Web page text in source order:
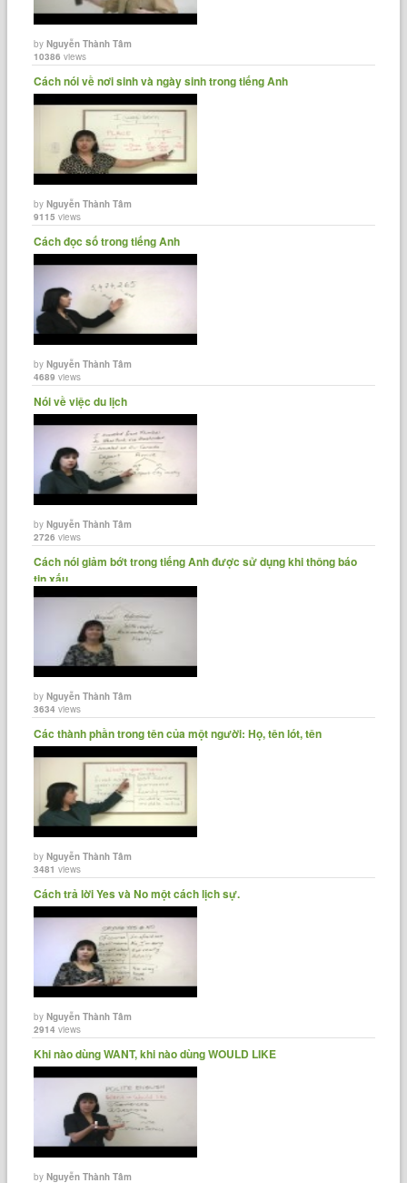
byNguyễn Thành Tâm
10386 views
Cách nói về nơi sinh và ngày sinh trong tiếng Anh
byNguyễn Thành Tâm
9115 views
Cách đọc số trong tiếng Anh
byNguyễn Thành Tâm
4689 views
Nói về việc du lịch
byNguyễn Thành Tâm
2726 views
Cách nói giảm bớt trong tiếng Anh được sử dụng khi thông báo
tin xấu
byNguyễn Thành Tâm
3634 views
Các thành phần trong tên của một người: Họ, tên lót, tên
byNguyễn Thành Tâm
3481 views
Cách trả lời Yes và No một cách lịch sự.
byNguyễn Thành Tâm
2914 views
Khi nào dùng WANT, khi nào dùng WOULD LIKE
byNguyễn Thành Tâm